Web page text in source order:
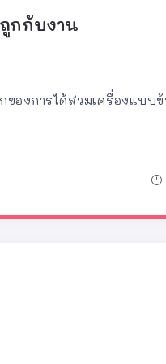
กกับงาน
องการได้สวมเครื่องแบบข้